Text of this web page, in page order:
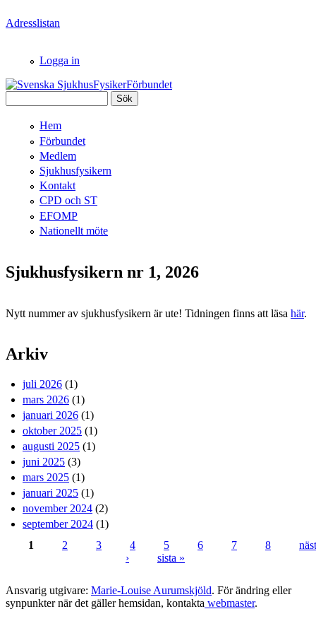
Adresslistan
Logga in
SjukhusFysikerFörbundet
Hem
Förbundet
Medlem
Sjukhusfysikern
Kontakt
CPD och ST
EFOMP
Nationellt möte
Sjukhusfysikern nr 1, 2026
Nytt nummer av sjukhusfysikern är ute! Tidningen finns att läsa här.
Arkiv
juli 2026 (1)
mars 2026 (1)
januari 2026 (1)
oktober 2025 (1)
augusti 2025 (1)
juni 2025 (3)
mars 2025 (1)
januari 2025 (1)
november 2024 (2)
september 2024 (1)
1 2 3 4 5 6 7 8
›
sista »
Ansvarig utgivare: Marie-Louise Aurumskjöld. För ändring eller
synpunkter när det gäller hemsidan, kontakta webmaster.